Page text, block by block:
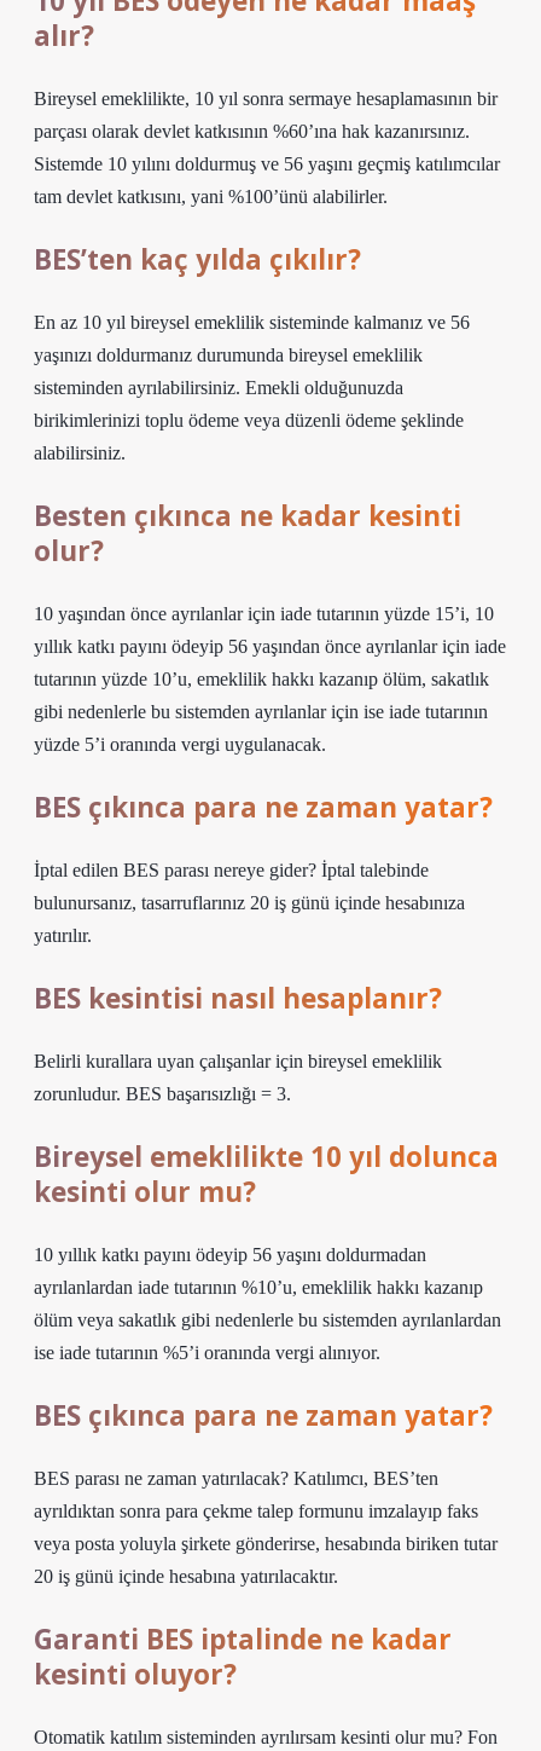
alır?
Bireysel emeklilikte, 10 yıl sonra sermaye hesaplamasının bir
parçası olarak devlet katkısının %60’ına hak kazanırsınız.
Sistemde 10 yılını doldurmuş ve 56 yaşını geçmiş katılımcılar
tam devlet katkısını, yani %100’ünü alabilirler.
BES’ten kaç yılda çıkılır?
En az 10 yıl bireysel emeklilik sisteminde kalmanız ve 56
yaşınızı doldurmanız durumunda bireysel emeklilik
sisteminden ayrılabilirsiniz. Emekli olduğunuzda
birikimlerinizi toplu ödeme veya düzenli ödeme şeklinde
alabilirsiniz.
Besten çıkınca ne kadar kesinti
olur?
10 yaşından önce ayrılanlar için iade tutarının yüzde 15’i, 10
yıllık katkı payını ödeyip 56 yaşından önce ayrılanlar için iade
tutarının yüzde 10’u, emeklilik hakkı kazanıp ölüm, sakatlık
gibi nedenlerle bu sistemden ayrılanlar için ise iade tutarının
yüzde 5’i oranında vergi uygulanacak.
BES çıkınca para ne zaman yatar?
İptal edilen BES parası nereye gider? İptal talebinde
bulunursanız, tasarruflarınız 20 iş günü içinde hesabınıza
yatırılır.
BES kesintisi nasıl hesaplanır?
Belirli kurallara uyan çalışanlar için bireysel emeklilik
zorunludur. BES başarısızlığı = 3.
Bireysel emeklilikte 10 yıl dolunca
kesinti olur mu?
10 yıllık katkı payını ödeyip 56 yaşını doldurmadan
ayrılanlardan iade tutarının %10’u, emeklilik hakkı kazanıp
ölüm veya sakatlık gibi nedenlerle bu sistemden ayrılanlardan
ise iade tutarının %5’i oranında vergi alınıyor.
BES çıkınca para ne zaman yatar?
BES parası ne zaman yatırılacak? Katılımcı, BES’ten
ayrıldıktan sonra para çekme talep formunu imzalayıp faks
veya posta yoluyla şirkete gönderirse, hesabında biriken tutar
20 iş günü içinde hesabına yatırılacaktır.
Garanti BES iptalinde ne kadar
kesinti oluyor?
Otomatik katılım sisteminden ayrılırsam kesinti olur mu? Fon